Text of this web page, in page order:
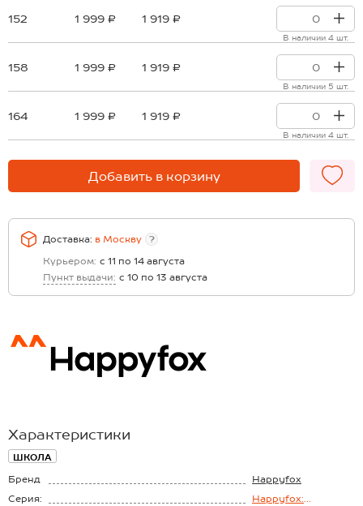
152 1 999 ₽ 1 919 ₽
В наличии 4 шт.
158 1 999 ₽ 1 919 ₽
В наличии 5 шт.
164 1 999 ₽ 1 919 ₽
В наличии 4 шт.
Добавить в корзину
Доставка: в Москву
?
Курьером: с 11 по 14 августа
Пункт выдачи: с 10 по 13 августа
Характеристики
ШКОЛА
Бренд
Happyfox
Серия:
Happyfox: